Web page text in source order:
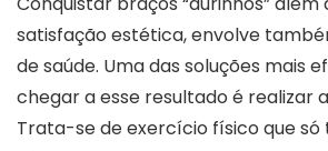
satisfação estética, envolve
de saúde. Uma das soluções mais
chegar a esse resultado é realizar
Trata-se de exercício físico que só